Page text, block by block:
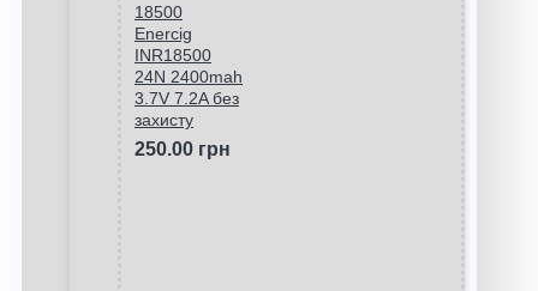
18500
Enercig
INR18500
24N 2400mah
3.7V 7.2A без
захисту
250.00 грн